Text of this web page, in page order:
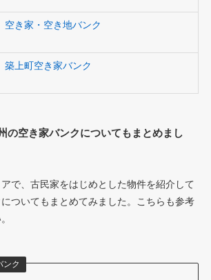
空き家・空き地バンク
築上町空き家バンク
の空き家バンクについてもまとめまし
で、古民家をはじめとした物件を紹介して
ついてもまとめてみました。こちらも参考
ンク